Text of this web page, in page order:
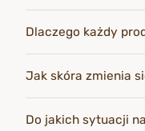
Dlaczego każdy
Jak skóra zmienia
Do jakich sytuacji